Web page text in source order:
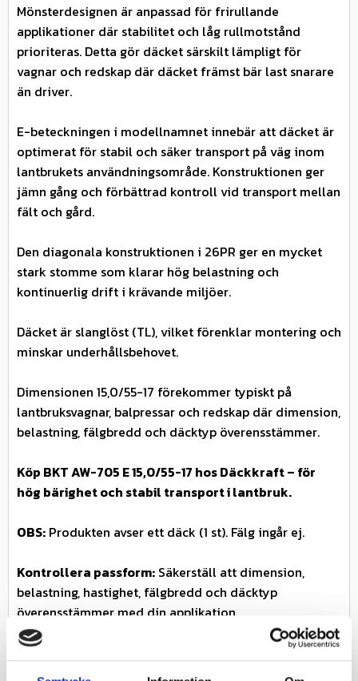
Mönsterdesignen är anpassad för frirullande
applikationer där stabilitet och låg rullmotstånd
prioriteras. Detta gör däcket särskilt lämpligt för
vagnar och redskap där däcket främst bär last snarare
än driver.
E-beteckningen i modellnamnet innebär att däcket är
optimerat för stabil och säker transport på väg inom
lantbrukets användningsområde. Konstruktionen ger
jämn gång och förbättrad kontroll vid transport mellan
fält och gård.
Den diagonala konstruktionen i 26PR ger en mycket
stark stomme som klarar hög belastning och
kontinuerlig drift i krävande miljöer.
Däcket är slanglöst (TL), vilket förenklar montering och
minskar underhållsbehovet.
Dimensionen 15,0/55-17 förekommer typiskt på
lantbruksvagnar, balpressar och redskap där dimension,
belastning, fälgbredd och däcktyp överensstämmer.
Köp BKT AW-705 E 15,0/55-17 hos Däckkraft – för
hög bärighet och stabil transport i lantbruk.
OBS: Produkten avser ett däck (1 st). Fälg ingår ej.
Kontrollera passform: Säkerställ att dimension,
belastning, hastighet, fälgbredd och däcktyp
överensstämmer med din applikation.
Egenskaper
✓ Hög bärighet (26PR)